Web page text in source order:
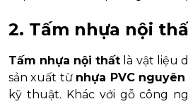
2. Tấm nhựa nội
Tấm nhựa nội thất là vật liệu
sản xuất từ nhựa PVC nguyên
kỹ thuật. Khác với gỗ công